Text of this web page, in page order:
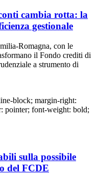
cambia rotta: la
gestionale
Romagna, con le
il Fondo crediti di
a strumento di
block; margin-right:
pointer; font-weight: bold;
sulla possibile
del FCDE